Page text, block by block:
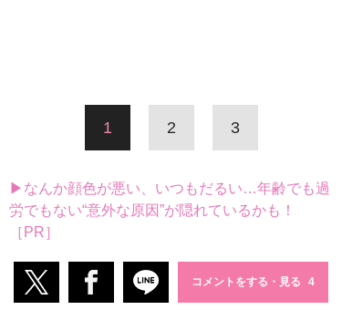
1 2 3
▶なんか顔色が悪い、いつもだるい…年齢でも過
労でもない“意外な原因”が隠れているかも！
［PR］
コメントをする・見る